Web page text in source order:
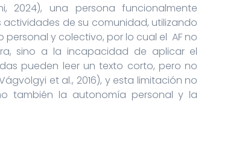
2024), una persona funcionalmente
de su comunidad, utilizando
y colectivo, por lo cual el AF no
sino a la incapacidad de aplicar el
pueden leer un texto corto, pero no
et al., 2016), y esta limitación no
también la autonomía personal y la